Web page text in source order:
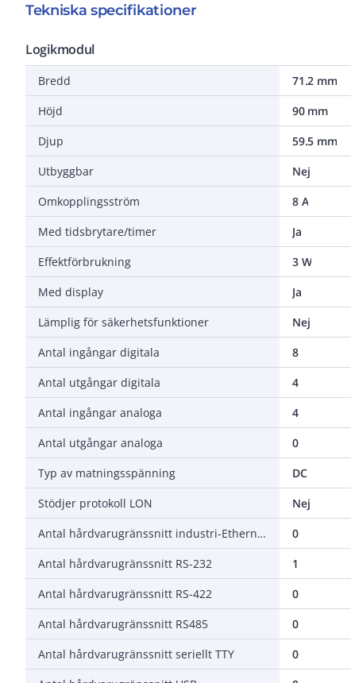
Tekniska specifikationer
Logikmodul
Bredd
71.2 mm
Höjd
90 mm
Djup
59.5 mm
Utbyggbar
Nej
Omkopplingsström
8 A
Med tidsbrytare/timer
Ja
Effektförbrukning
3 W
Med display
Ja
Lämplig för säkerhetsfunktioner
Nej
Antal ingångar digitala
8
Antal utgångar digitala
4
Antal ingångar analoga
4
Antal utgångar analoga
0
Typ av matningsspänning
DC
Stödjer protokoll LON
Nej
Antal hårdvarugränssnitt industri-Ethernet
0
Antal hårdvarugränssnitt RS-232
1
Antal hårdvarugränssnitt RS-422
0
Antal hårdvarugränssnitt RS485
0
Antal hårdvarugränssnitt seriellt TTY
0